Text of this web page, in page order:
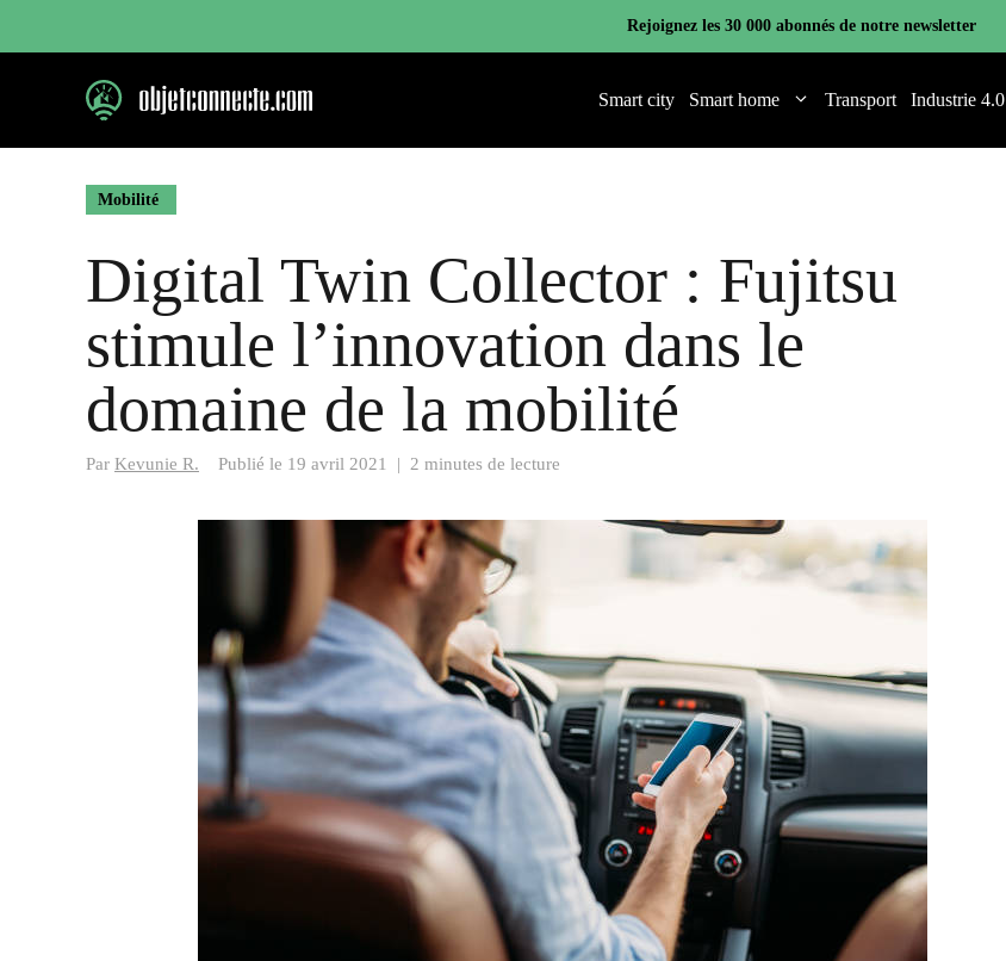
Rejoignez les 30 000 abonnés de notre newsletter
Smart city Smart home Transport Industrie 4.0
Mobilité
Digital Twin Collector : Fujitsu
stimule l’innovation dans le
domaine de la mobilité
Par Kevunie R. Publié le 19 avril 2021 | 2 minutes de lecture